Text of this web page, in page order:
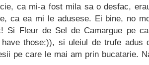
ca mi-a fost mila sa o desfac,
ca ea mi le adusese. Ei bine, no
Si Fleur de Sel de Camargue pe
those:)), si uleiul de trufe adus
pe care le mai am prin bucatarie.